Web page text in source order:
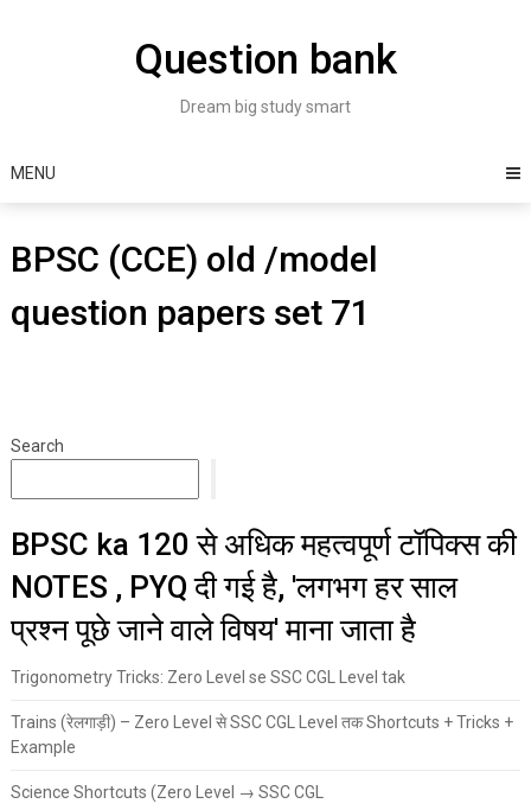
Question bank
Dream big study smart
MENU
BPSC (CCE) old /model
question papers set 71
Search
BPSC ka 120 से अधिक महत्वपूर्ण टॉपिक्स की
NOTES , PYQ दी गई है, 'लगभग हर साल
प्रश्न पूछे जाने वाले विषय' माना जाता है
Trigonometry Tricks: Zero Level se SSC CGL Level tak
Trains (रेलगाड़ी) – Zero Level से SSC CGL Level तक Shortcuts + Tricks +
Example
Science Shortcuts (Zero Level → SSC CGL